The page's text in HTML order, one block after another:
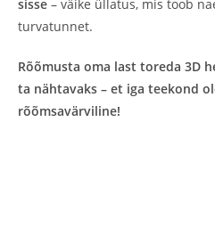
sisse – väike üllatus, mis toob
turvatunnet.
Rõõmusta oma last toreda 3D
ta nähtavaks – et iga teekond
rõõmsavärviline!